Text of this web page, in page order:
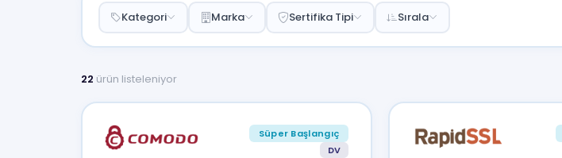
Kategori Marka Sertifika Tipi Sırala
22 ürün listeleniyor
Süper Başlangıç
DV